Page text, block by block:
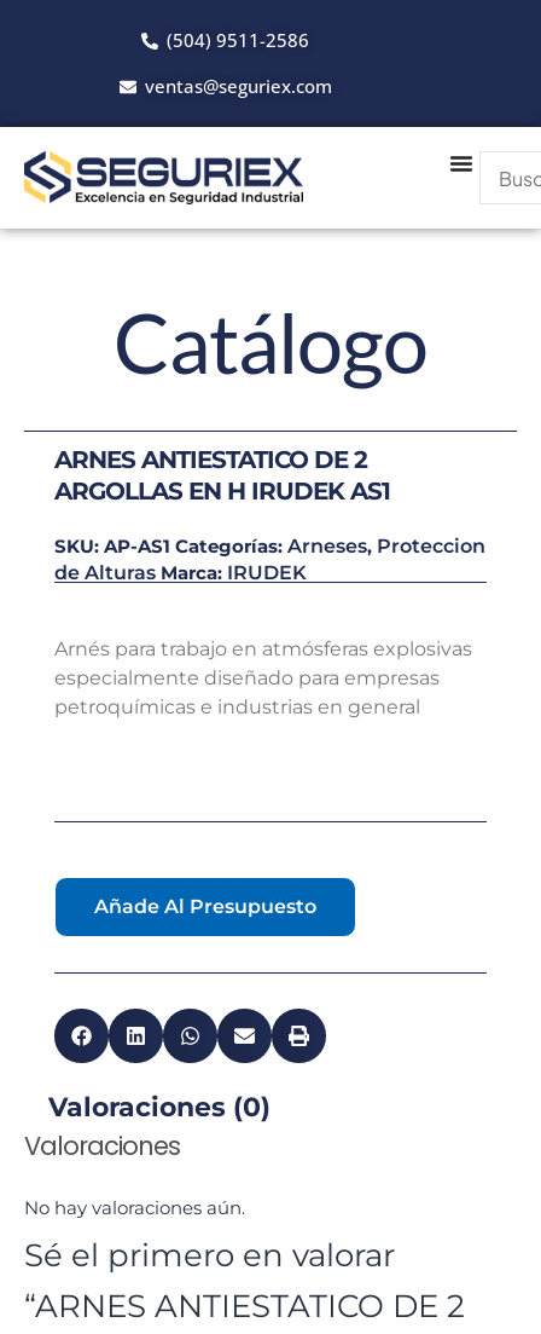
(504) 9511-2586
ventas@seguriex.com
Catálogo
ARNES ANTIESTATICO DE 2
ARGOLLAS EN H IRUDEK AS1
SKU: AP-AS1 Categorías: Arneses, Proteccion
de Alturas Marca: IRUDEK
Arnés para trabajo en atmósferas explosivas
especialmente diseñado para empresas
petroquímicas e industrias en general
Añade Al Presupuesto
Valoraciones (0)
Valoraciones
No hay valoraciones aún.
Sé el primero en valorar
“ARNES ANTIESTATICO DE 2